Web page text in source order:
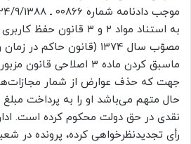
به استناد مواد ۲ و ۳ قانون
مصوّب سال ۱۳۷۴ (قانون
جهت که حذف عوارض از شمار
حال متهم می‌باشد او را به پرداخت
نقدی در حق دولت محکوم کرده است.
رأی تجدیدنظرخواهی کرده، پرونده در